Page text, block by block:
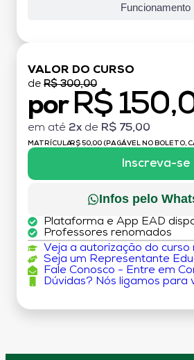
Funcionamento
VALOR DO CURSO
de R$ 300,00
por R$
em até 2x de R$ 75,00
MATRÍCULA:R$ 50,00 (PAGÁVEL NO BOLETO,
Inscreva-se
Infos pelo
Plataforma e App EAD
Professores renomados
Veja a autorização do curso
Seja um Representante
Fale Conosco - Entre em
Dúvidas? Nós ligamos para